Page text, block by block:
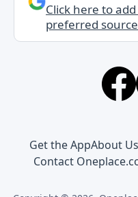
Click here to
preferred
Get the AppAbout Us
Contact